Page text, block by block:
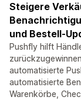
Steigere
und Bestell-
Pushfly hilft
automatisierte
automatisierte
Warenkörbe,